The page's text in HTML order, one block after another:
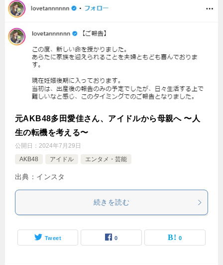
元AKB48多田愛佳さん、アイドルから母親へ 〜人
生の転機を考える〜
公開日： 2024年7月29日
AKB48
アイドル エンタメ・芸能
出典：インスタ
続きを読む
Tweet 0 0